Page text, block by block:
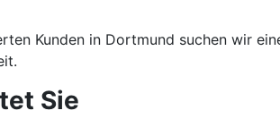
Kunden in Dortmund suchen wir
Sie